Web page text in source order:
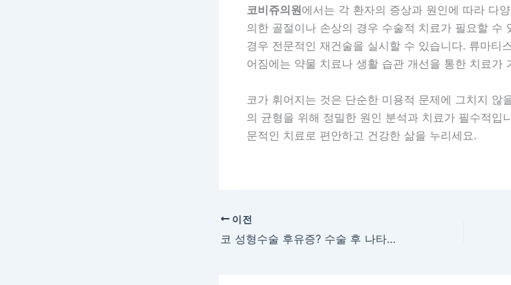
코비쥬의원에서는 각 환자의 증상과 원인에 따라 다
의한 골절이나 손상의 경우 수술적 치료가 필요할 수
경우 전문적인 재건술을 실시할 수 있습니다. 류마티
어짐에는 약물 치료나 생활 습관 개선을 통한 치료가
코가 휘어지는 것은 단순한 미용적 문제에 그치지 않
의 균형을 위해 정밀한 원인 분석과 치료가 필수적입
문적인 치료로 편안하고 건강한 삶을 누리세요.
이전
코 성형수술 후유증? 수술 후 나타나는 대표 증상은… -코비쥬의원 현상민원장-